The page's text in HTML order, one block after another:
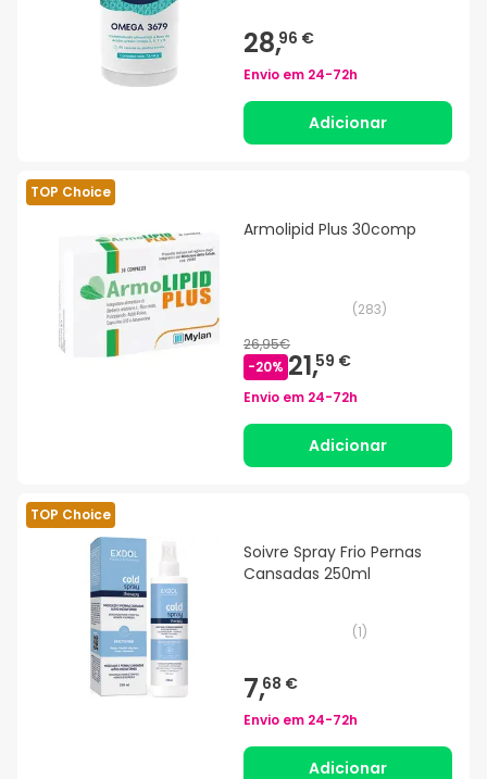
28,96 €
Envio em 24-72h
Adicionar
TOP Choice
Armolipid Plus 30comp
(283)
26,95€
-20% 21,59 €
Envio em 24-72h
Adicionar
TOP Choice
Soivre Spray Frio Pernas
Cansadas 250ml
(1)
7,68 €
Envio em 24-72h
Adicionar